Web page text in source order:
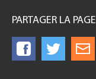
PARTAGER LA PAGE